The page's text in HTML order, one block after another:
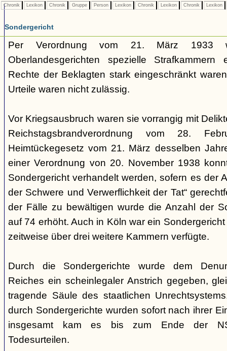
Chronik Lexikon Chronik Gruppe Person Lexikon Chronik Lexikon Chronik Lexikon
Sondergericht
Per Verordnung vom 21. März 1933
Oberlandesgerichten spezielle
Rechte der Beklagten stark eingeschränkt
Urteile waren nicht zulässig.
Vor Kriegsausbruch waren sie vorrangig mit
Reichstagsbrandverordnung vom 28.
Heimtückegesetz vom 21. März desselben
einer Verordnung von 20. November 1938
Sondergericht verhandelt werden, sofern es der
der Schwere und Verwerflichkeit der Tat“
der Fälle zu bewältigen wurde die Anzahl der
auf 74 erhöht. Auch in Köln war ein
zeitweise über drei weitere Kammern verfügte.
Durch die Sondergerichte wurde dem
Reiches ein scheinlegaler Anstrich gegeben,
tragende Säule des staatlichen
durch Sondergerichte wurden sofort nach ihrer
insgesamt kam es bis zum Ende der
Todesurteilen.